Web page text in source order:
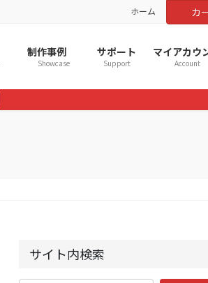
ホーム カ
制作事例
Showcase
サポート
Support
マイアカウ
Account
サイト内検索